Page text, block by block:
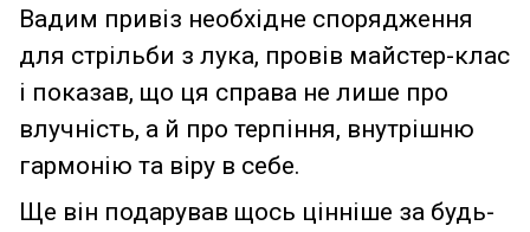
Вадим привіз необхідне спорядження
для стрільби з лука, провів майстер-клас
і показав, що ця справа не лише про
влучність, а й про терпіння, внутрішню
гармонію та віру в себе.
Ще він подарував щось цінніше за будь-